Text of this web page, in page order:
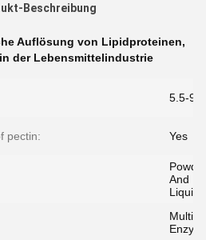
Beschreibung
Auflösung von Lipidproteinen,
der Lebensmittelindustrie
5.5-9.5
pectin: Yes
And
Liquid
Multi